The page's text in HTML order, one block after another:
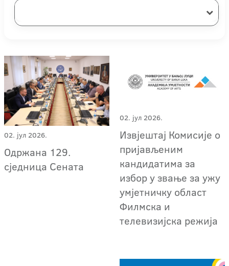
02. јул 2026.
Одржана 129.
сједница Сената
02. јул 2026.
Извјештај Комисије о
пријављеним
кандидатима за
избор у звање за ужу
умјетничку област
Филмска и
телевизијска режија